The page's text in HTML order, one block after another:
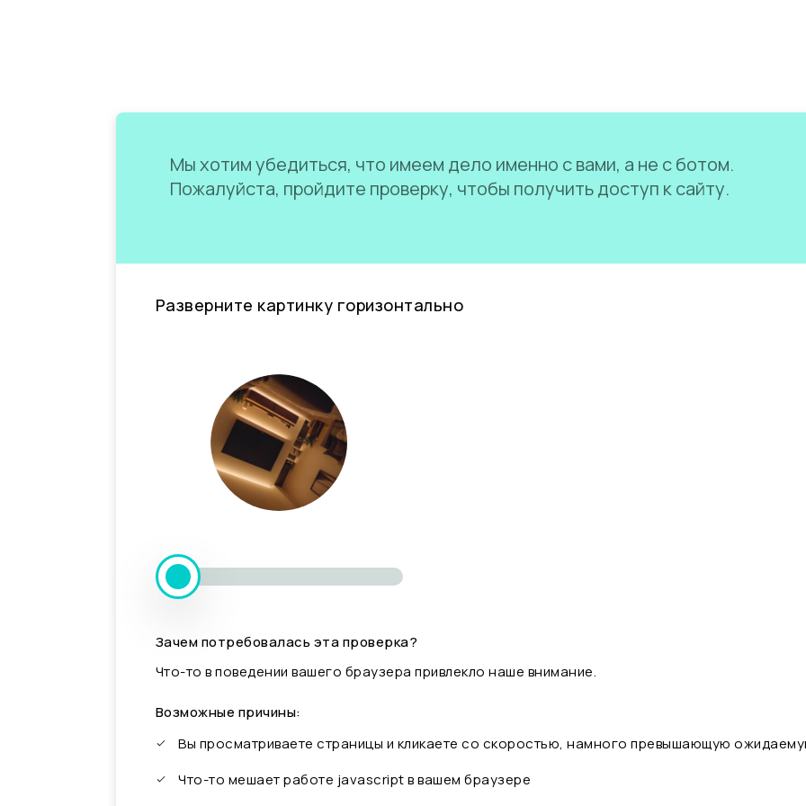
Мы хотим убедиться, что имеем дело именно с вами, а не с ботом.
Пожалуйста, пройдите проверку, чтобы получить доступ к сайту.
Разверните картинку горизонтально
Зачем потребовалась эта проверка?
Что-то в поведении вашего браузера привлекло наше внимание.
Возможные причины:
Вы просматриваете страницы и кликаете со скоростью, намного превышающую
Что-то мешает работе javascript в вашем браузере